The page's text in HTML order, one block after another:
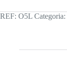
REF: O5L Categoria: